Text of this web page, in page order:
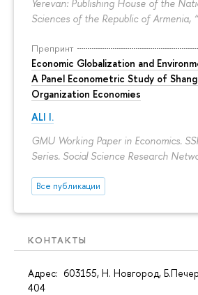
Yerevan: Publishing House of the
Sciences of the Republic of Armenia,
Препринт
Economic Globalization and
A Panel Econometric Study of
Organization Economies
ALI I.
GMU Working Paper in Economics.
Series. Social Science Research
Все публикации
КОНТАКТЫ
Адрес: 603155, Н. Новгород,
404